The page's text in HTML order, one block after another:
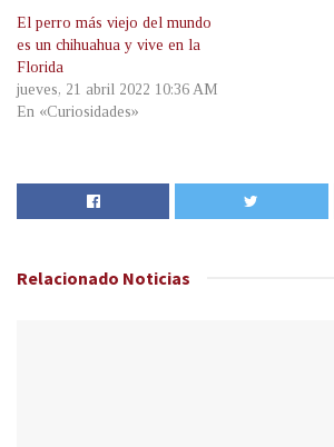
El perro más viejo del mundo
es un chihuahua y vive en la
Florida
jueves, 21 abril 2022 10:36 AM
En «Curiosidades»
Relacionado Noticias